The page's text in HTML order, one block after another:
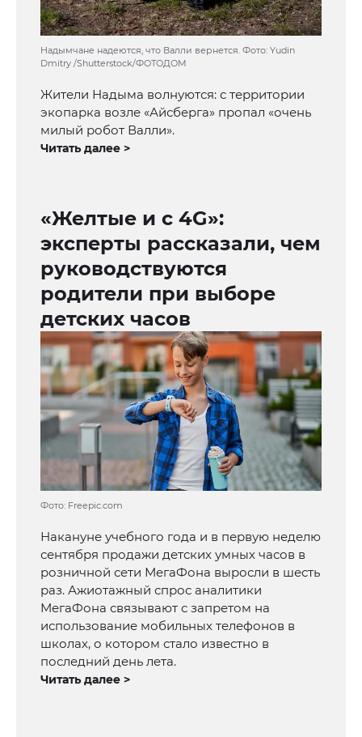
Надымчане надеются, что Валли вернется. Фото: Yudin
Dmitry /Shutterstock/ФОТОДОМ
Жители Надыма волнуются: с территории
экопарка возле «Айсберга» пропал «очень
милый робот Валли».
Читать далее >
«Желтые и с 4G»:
эксперты рассказали, чем
руководствуются
родители при выборе
детских часов
Фото: Freepic.com
Накануне учебного года и в первую неделю
сентября продажи детских умных часов в
розничной сети МегаФона выросли в шесть
раз. Ажиотажный спрос аналитики
МегаФона связывают с запретом на
использование мобильных телефонов в
школах, о котором стало известно в
последний день лета.
Читать далее >